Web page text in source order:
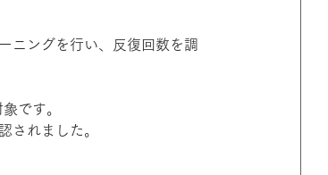
ニングを行い、反復回数を調
です。
されました。